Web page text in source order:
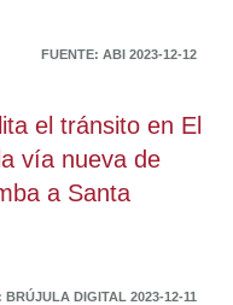
FUENTE: ABI 2023-12-12
el tránsito en El
vía nueva de
a Santa
BRÚJULA DIGITAL 2023-12-11